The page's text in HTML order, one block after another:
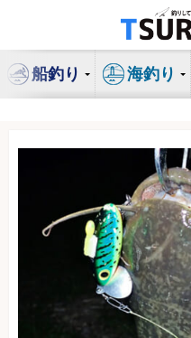
ン
船釣り 海釣り